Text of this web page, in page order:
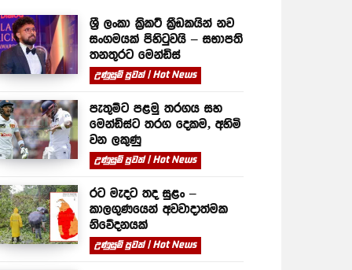
ශ්‍රී ලංකා ක්‍රිකට් ක්‍රීඩකයින් නව
සංගමයක් පිහිටුවයි – සභාපති
තනතුරට මෙන්ඩිස්
උණුසුම් පුවත් | Hot News
පැතුම්ට පළමු තරගය සහ
මෙන්ඩිස්ට තරග දෙකම, අහිමි
වන ලකුණු
උණුසුම් පුවත් | Hot News
රට මැදට තද සුළං –
කාලගුණයෙන් අවවාදාත්මක
නිවේදනයක්
උණුසුම් පුවත් | Hot News